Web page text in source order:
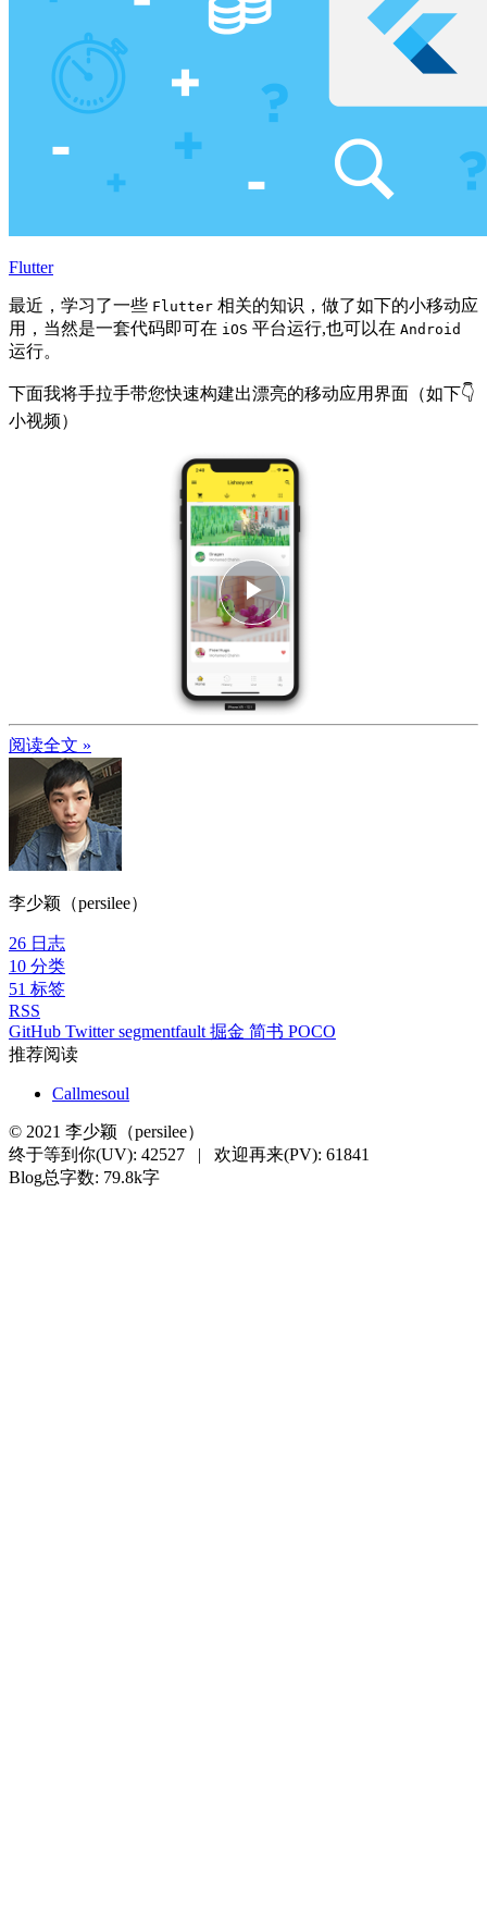
Flutter
最近，学习了一些 Flutter 相关的知识，做了如下的小移动应
用，当然是一套代码即可在 iOS 平台运行,也可以在 Android
运行。
下面我将手拉手带您快速构建出漂亮的移动应用界面（如下👇
小视频）
Play
Video
阅读全文 »
李少颖（persilee）
26 日志
10 分类
51 标签
RSS
GitHub Twittersegmentfault 掘金 简书 POCO
推荐阅读
Callmesoul
© 2021 李少颖（persilee）
终于等到你(UV): 42527 | 欢迎再来(PV): 61841
Blog总字数: 79.8k字